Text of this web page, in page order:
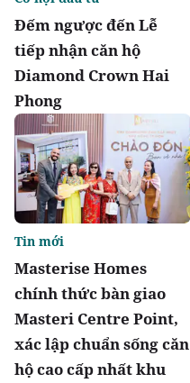
Đếm ngược đến Lễ
tiếp nhận căn hộ
Diamond Crown Hai
Phong
Masterise Homes
chính thức bàn giao
Masteri Centre Point,
xác lập chuẩn sống căn
hộ cao cấp nhất khu
Tin mới